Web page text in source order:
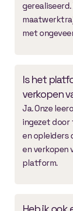
gerealiseerd.
met
Is het
verkopen
Ja. Onze
ingezet
en opleiders
en verkopen
platform.